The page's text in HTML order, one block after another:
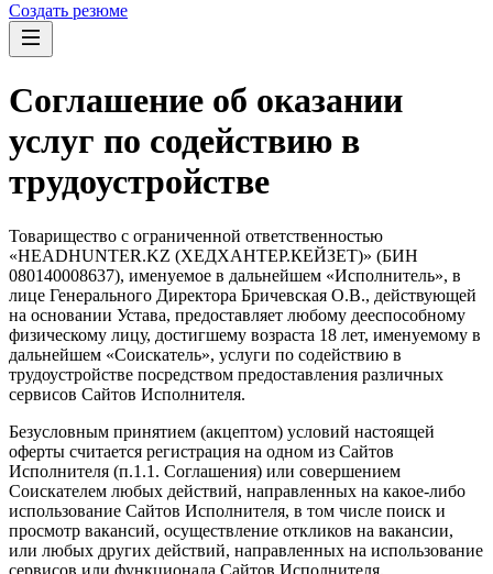
Создать резюме
Соглашение об оказании
услуг по содействию в
трудоустройстве
Товарищество с ограниченной ответственностью
«HEADHUNTER.KZ (ХЕДХАНТЕР.КЕЙЗЕТ)» (БИН
080140008637), именуемое в дальнейшем «Исполнитель», в
лице Генерального Директора Бричевская О.В., действующей
на основании Устава, предоставляет любому дееспособному
физическому лицу, достигшему возраста 18 лет, именуемому в
дальнейшем «Соискатель», услуги по содействию в
трудоустройстве посредством предоставления различных
сервисов Сайтов Исполнителя.
Безусловным принятием (акцептом) условий настоящей
оферты считается регистрация на одном из Сайтов
Исполнителя (п.1.1. Соглашения) или совершением
Соискателем любых действий, направленных на какое-либо
использование Сайтов Исполнителя, в том числе поиск и
просмотр вакансий, осуществление откликов на вакансии,
или любых других действий, направленных на использование
сервисов или функционала Сайтов Исполнителя.